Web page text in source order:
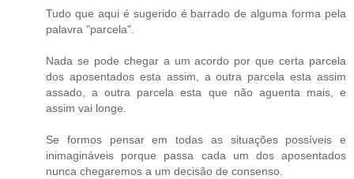
Tudo que aqui é sugerido é barrado de alguma forma pela
palavra "parcela".
Nada se pode chegar a um acordo por que certa parcela
dos aposentados esta assim, a outra parcela esta assim
assado, a outra parcela esta que não aguenta mais, e
assim vai longe.
Se formos pensar em todas as situações possíveis e
inimagináveis porque passa cada um dos aposentados
nunca chegaremos a um decisão de consenso.